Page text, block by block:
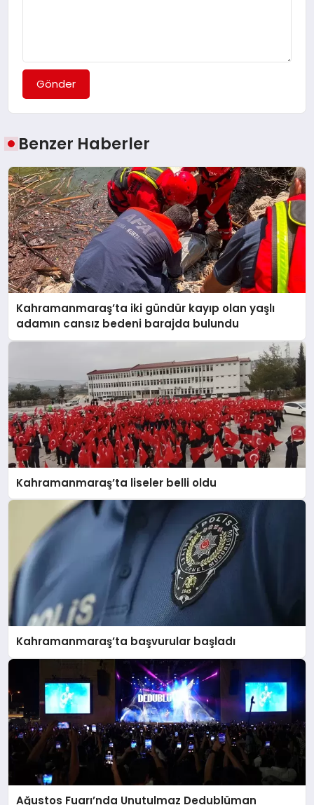
Gönder
Benzer Haberler
Kahramanmaraş’ta iki gündür kayıp olan yaşlı
adamın cansız bedeni barajda bulundu
Kahramanmaraş’ta liseler belli oldu
Kahramanmaraş’ta başvurular başladı
Ağustos Fuarı’nda Unutulmaz Dedublüman